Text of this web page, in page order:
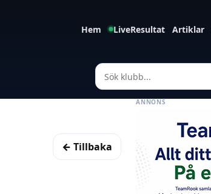
Hem LiveResultat Artiklar
ANNONS
← Tillbaka